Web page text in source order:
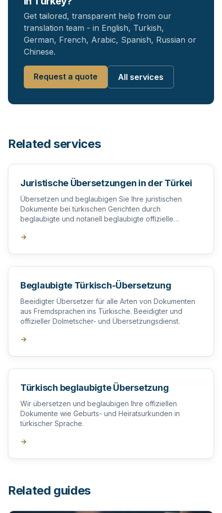
Get tailored, transparent help from our
translation team - in English, Turkish,
German, French, Arabic, Spanish, Russian or
Chinese.
Request a quote All services
Related services
Juristische Übersetzungen in der Türkei
Übersetzen und beglaubigen Sie Ihre juristischen
Dokumente bei türkischen Gerichten durch
beglaubigte und notariell beglaubigte offizielle
→
Beglaubigte Türkisch-Übersetzung
Beeidigter Übersetzer für alle Arten von Dokumenten
aus Fremdsprachen ins Türkische. Beeidigter und
offizieller Dolmetscher- und Übersetzungsdienst.
→
Türkisch beglaubigte Übersetzung
Wir übersetzen und beglaubigen Ihre offiziellen
Dokumente wie Geburts- und Heiratsurkunden in
türkischer Sprache.
→
Related guides